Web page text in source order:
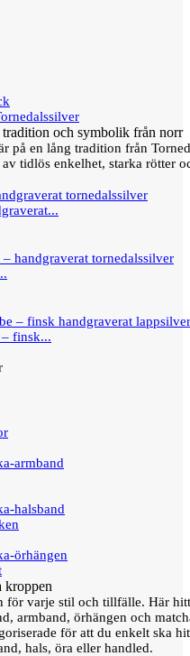
och symbolik från norr
på en lång tradition från
tidlös enkelhet, starka rötter
finsk...
armband
halsband
örhängen
kroppen
för varje stil och tillfälle. Här
armband, örhängen och
för att du enkelt ska
hals, öra eller handled.